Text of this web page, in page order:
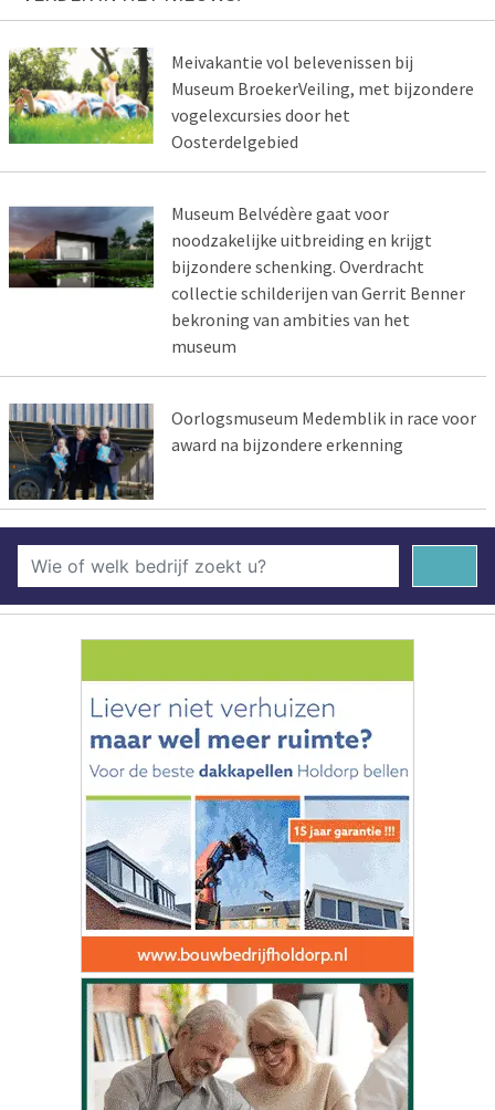
Meivakantie vol belevenissen bij
Museum BroekerVeiling, met bijzondere
vogelexcursies door het
Oosterdelgebied
Museum Belvédère gaat voor
noodzakelijke uitbreiding en krijgt
bijzondere schenking. Overdracht
collectie schilderijen van Gerrit Benner
bekroning van ambities van het
museum
Oorlogsmuseum Medemblik in race voor
award na bijzondere erkenning